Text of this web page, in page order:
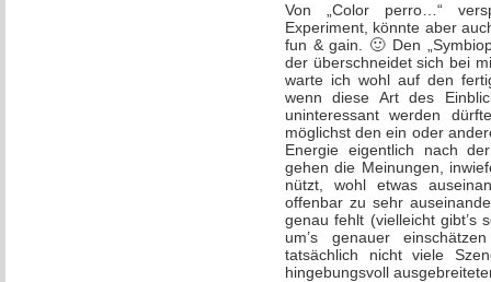
Von „Color perro…“
Experiment, könnte aber
fun & gain. 🙂 Den
der überschneidet sich bei
warte ich wohl auf den
wenn diese Art des
uninteressant werden
möglichst den ein oder
Energie eigentlich nach
gehen die Meinungen,
nützt, wohl etwas
offenbar zu sehr
genau fehlt (vielleicht gibt’s
um’s genauer
tatsächlich nicht viele
hingebungsvoll